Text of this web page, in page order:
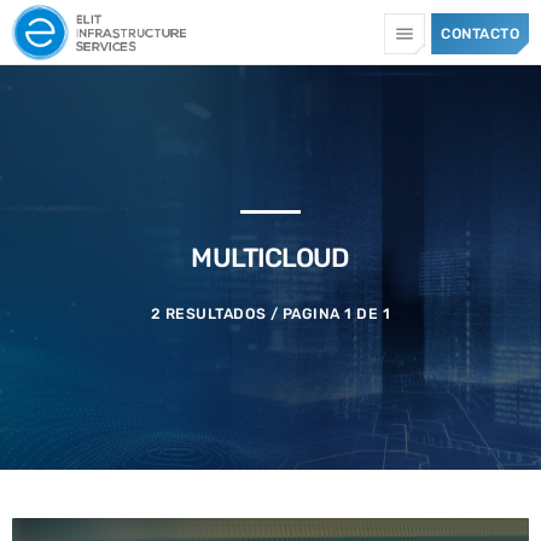
menu CONTACTO
MULTICLOUD
2 RESULTADOS / PAGINA 1 DE 1